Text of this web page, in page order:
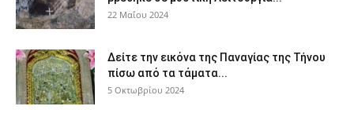
22 Μαΐου 2024
Δείτε την εικόνα της Παναγίας της Τήνου
πίσω από τα τάματα...
5 Οκτωβρίου 2024